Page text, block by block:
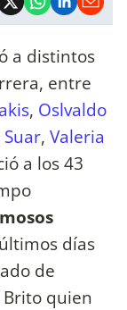
a distintos
entre
, Oslvaldo
, Valeria
a los 43
días
de
quien